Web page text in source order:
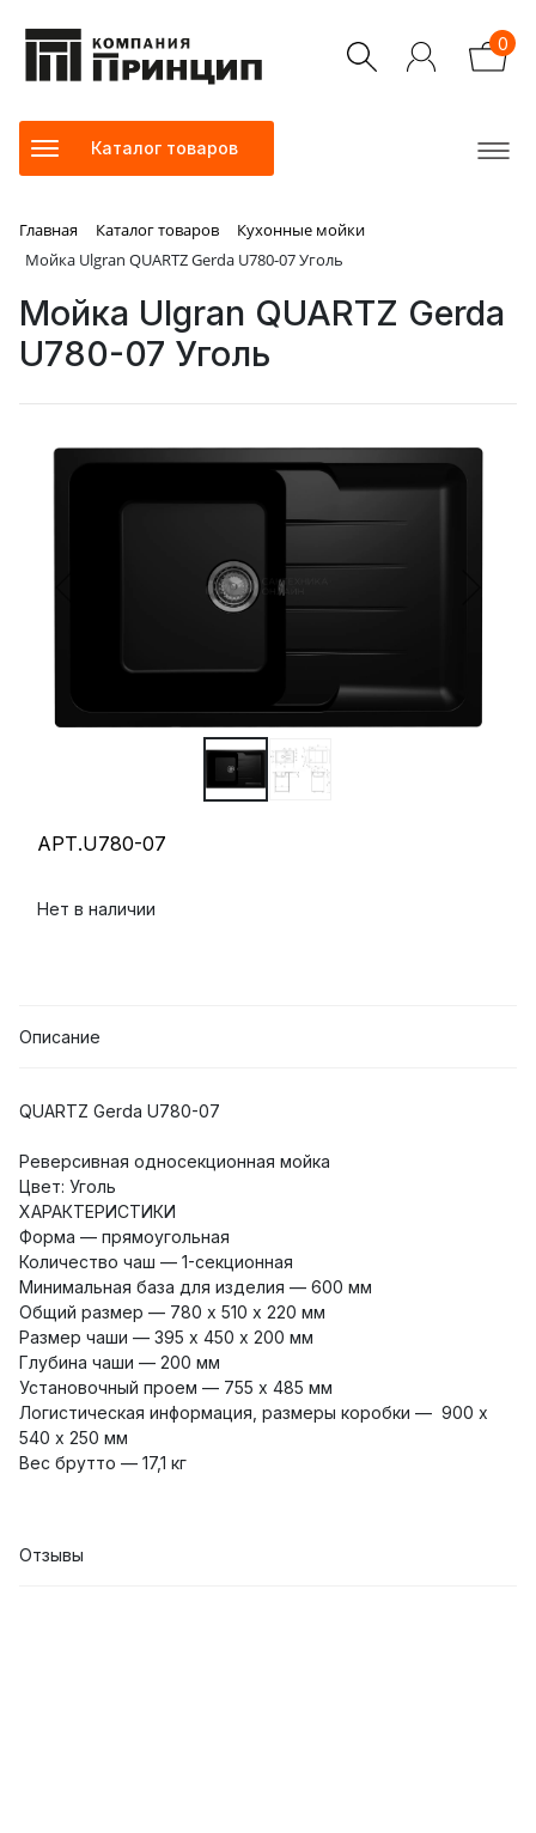
0
Каталог товаров
Главная Каталог товаров
Кухонные мойки
Мойка Ulgran QUARTZ Gerda U780-07 Уголь
Мойка Ulgran QUARTZ Gerda
U780-07 Уголь
АРТ.U780-07
Нет в наличии
Описание
QUARTZ Gerda U780-07
Реверсивная односекционная мойка
Цвет: Уголь
ХАРАКТЕРИСТИКИ
Форма — прямоугольная
Количество чаш — 1-секционная
Минимальная база для изделия — 600 мм
Общий размер — 780 х 510 х 220 мм
Размер чаши — 395 х 450 х 200 мм
Глубина чаши — 200 мм
Установочный проем — 755 х 485 мм
Логистическая информация, размеры коробки — 900 х
540 х 250 мм
Вес брутто — 17,1 кг
Отзывы